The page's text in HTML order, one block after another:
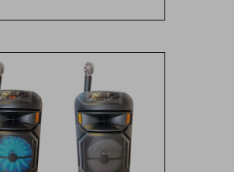
Parlante PRO mediano
Medidas: 80cm x24 cm
Incluye:
1 Microfono
Cargador
Control remoto